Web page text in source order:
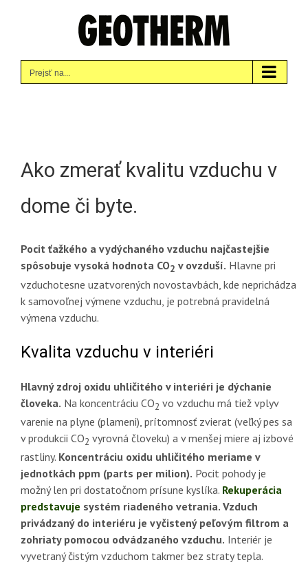
Prejsť na...
Ako zmerať kvalitu vzduchu v
dome či byte.
Pocit ťažkého a vydýchaného vzduchu najčastejšie
spôsobuje vysoká hodnota CO2 v ovzduší. Hlavne pri
vzduchotesne uzatvorených novostavbách, kde neprichádza
k samovoľnej výmene vzduchu, je potrebná pravidelná
výmena vzduchu.
Kvalita vzduchu v interiéri
Hlavný zdroj oxidu uhličitého v interiéri je dýchanie
človeka. Na koncentráciu CO2 vo vzduchu má tiež vplyv
varenie na plyne (plameni), prítomnosť zvierat (veľký pes sa
v produkcii CO2 vyrovná človeku) a v menšej miere aj izbové
rastliny. Koncentráciu oxidu uhličitého meriame v
jednotkách ppm (parts per milion). Pocit pohody je
možný len pri dostatočnom prísune kyslíka. Rekuperácia
predstavuje systém riadeného vetrania. Vzduch
privádzaný do interiéru je vyčistený peľovým filtrom a
zohriaty pomocou odvádzaného vzduchu. Interiér je
vyvetraný čistým vzduchom takmer bez straty tepla.